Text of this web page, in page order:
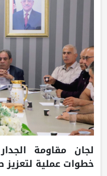
لجان مقاومة
خطوات عملية